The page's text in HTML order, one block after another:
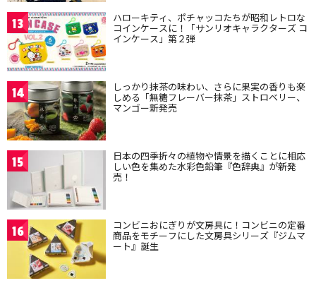
13 ハローキティ、ポチャッコたちが昭和レトロな
コインケースに！「サンリオキャラクターズ コ
インケース」第２弾
14 しっかり抹茶の味わい、さらに果実の香りも楽
しめる「無糖フレーバー抹茶」ストロベリー、
マンゴー新発売
15 日本の四季折々の植物や情景を描くことに相応
しい色を集めた水彩色鉛筆『色辞典』が新発
売！
16 コンビニおにぎりが文房具に！コンビニの定番
商品をモチーフにした文房具シリーズ『ジムマ
ート』誕生